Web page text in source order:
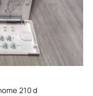
210 d